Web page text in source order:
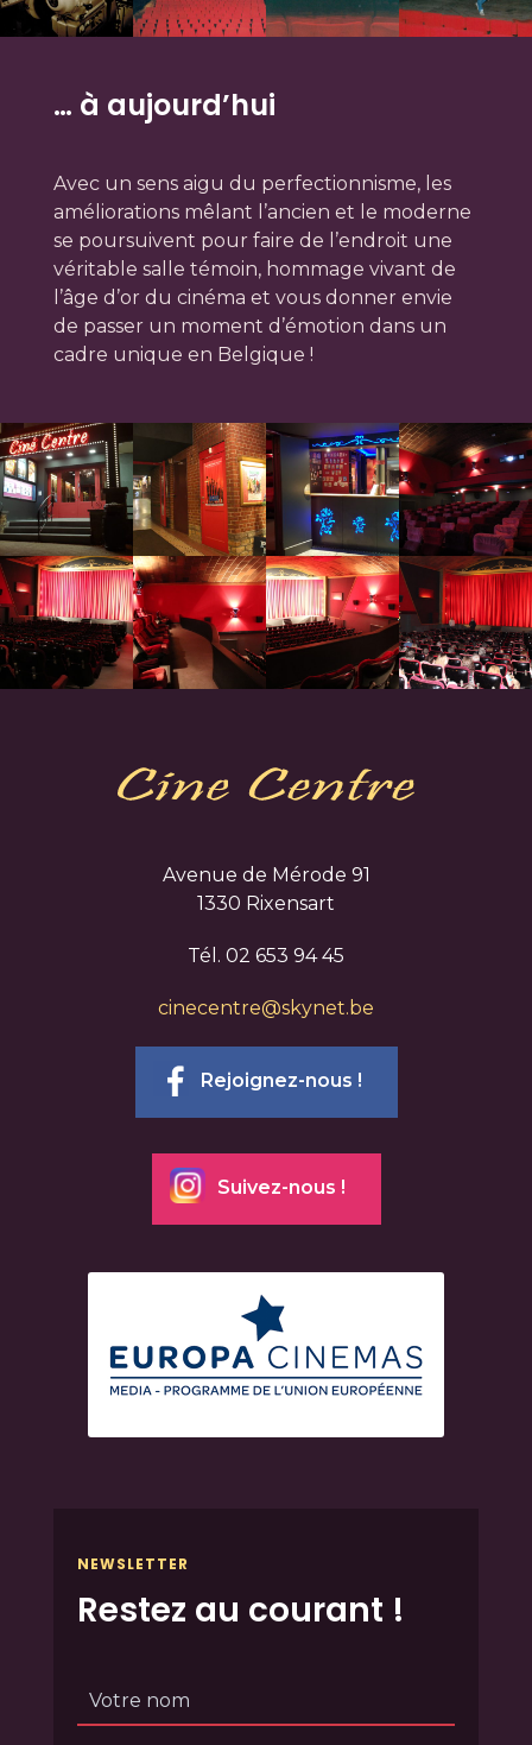
… à aujourd’hui
Avec un sens aigu du perfectionnisme, les
améliorations mêlant l’ancien et le moderne
se poursuivent pour faire de l’endroit une
véritable salle témoin, hommage vivant de
l’âge d’or du cinéma et vous donner envie
de passer un moment d’émotion dans un
cadre unique en Belgique !
Avenue de Mérode 91
1330 Rixensart
Tél. 02 653 94 45
cinecentre@skynet.be
Rejoignez-nous !
Suivez-nous !
NEWSLETTER
Restez au courant !